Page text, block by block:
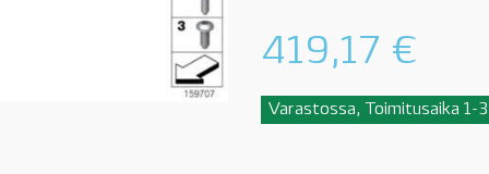
419,17 €
Varastossa, Toimitusaika 1-